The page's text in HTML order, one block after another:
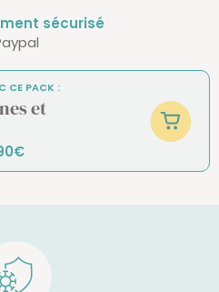
sécurisé
CE PACK :
et